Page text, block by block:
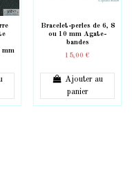
mm
Bracelet-perles de 6, 8
ou 10 mm Agate-
bandes
15,00 €
Ajouter au
panier